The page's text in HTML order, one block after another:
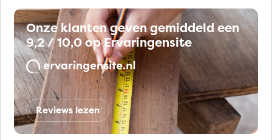
Onze klanten geven gemiddeld een
9,2 / 10,0 op Ervaringensite
Reviews lezen